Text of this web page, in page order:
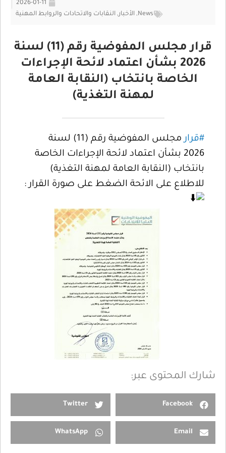
2026-01-11
News
, الأخبار, النقابات والاتحادات والروابط المهنية
قرار مجلس المفوضية رقم (11) لسنة
2026 بشأن اعتماد لائحة الإجراءات
الخاصة بانتخاب (النقابة العامة
لمهنة التغذية)
#قرار
مجلس المفوضية رقم (11) لسنة
2026 بشأن اعتماد لائحة الإجراءات الخاصة
بانتخاب (النقابة العامة لمهنة التغذية)
للاطلاع على الائحة الضغط على صورة القرار :
شارك المحتوى عبر:
Facebook
Twitter
Email
WhatsApp